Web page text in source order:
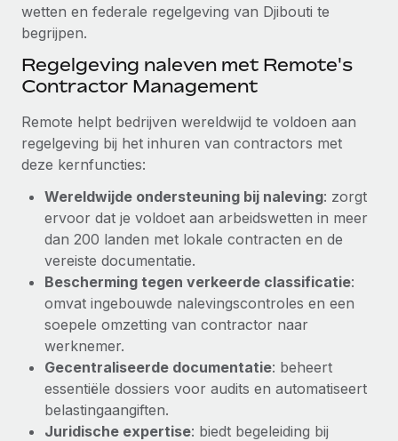
Apparaatbeheer
Entiteiten oprichten
Mobiliteit en overplaatsing
Plaats werknemers moeiteloos over
Secundaire arbeidsvoorwaarden
Eenvoudig secundaire arbeidsvoorwaarden
beheren
Global Payroll
EOR en PEO
Contractor Management
Belastingen
Naar de blog
BLOG
Productupdates van Remote: Gusto- en Xero-
integraties en Contractor Management Plus
Het blijft de missie van Remote om alle soorten bedrijven
te helpen bij het aannemen, beheren en...
Meer informatie
Hoe Phiture 55 werknemers in 19 landen
wetten en federale regelgeving van Djibouti te
begrijpen.
Regelgeving naleven met Remote's
Contractor Management
Remote helpt bedrijven wereldwijd te voldoen aan
regelgeving bij het inhuren van contractors met
deze kernfuncties:
Wereldwijde ondersteuning bij naleving: zorgt
ervoor dat je voldoet aan arbeidswetten in meer
dan 200 landen met lokale contracten en de
vereiste documentatie.
Bescherming tegen verkeerde classificatie:
omvat ingebouwde nalevingscontroles en een
soepele omzetting van contractor naar
werknemer.
Gecentraliseerde documentatie: beheert
essentiële dossiers voor audits en automatiseert
belastingaangiften.
Juridische expertise: biedt begeleiding bij